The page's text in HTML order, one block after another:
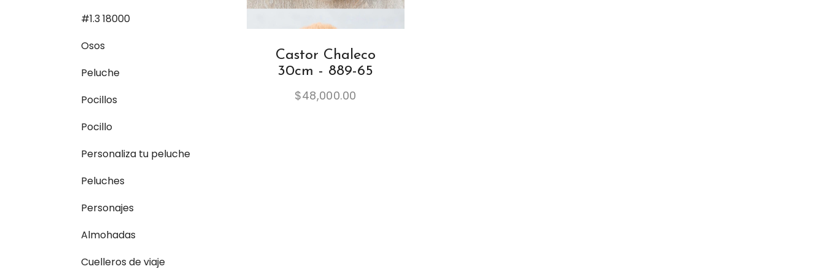
Castor Chaleco
30cm - 889-65
$48,000.00
#1.3 18000
Osos
Peluche
Pocillos
Pocillo
Personaliza tu peluche
Peluches
Personajes
Almohadas
Cuelleros de viaje